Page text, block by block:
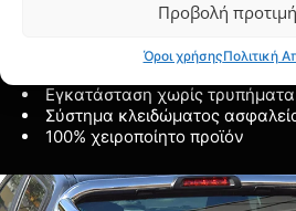
Προβολή
Όροι χρήσηςΠολιτική
Διαθέσιμες εργαλειοθήκες για
up, οι οποίες μπορούν να
ρολό-καπάκι (SOT-ROLL series)
Εγκατάσταση χωρίς
Σύστημα κλειδώματος
100% χειροποίητο προϊόν